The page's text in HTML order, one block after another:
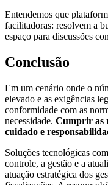
Entendemos que
facilitadoras: resolvem a
espaço para discussões
Conclusão
Em um cenário onde o
elevado e as exigências
conformidade com as
necessidade. Cumprir as
cuidado e
Soluções tecnológicas
controle, a gestão e a
atuação estratégica dos